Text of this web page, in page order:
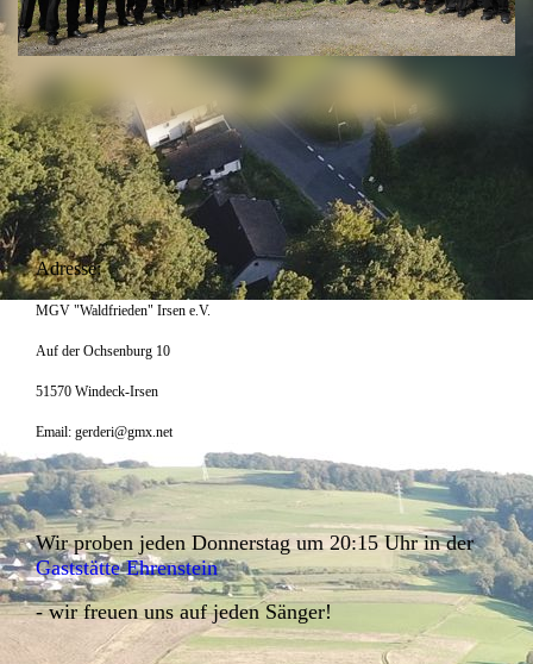
Adresse:
MGV "Waldfrieden" Irsen e.V.
Auf der Ochsenburg 10
51570 Windeck-Irsen
Email: gerderi@gmx.net
Wir proben jeden Donnerstag um 20:15 Uhr in der
Gaststätte Ehrenstein
- wir freuen uns auf jeden Sänger!